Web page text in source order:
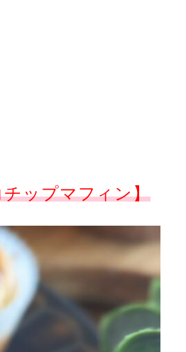
ップマフィン】